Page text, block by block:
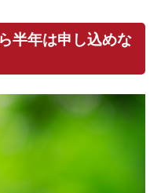
半年は申し込めな